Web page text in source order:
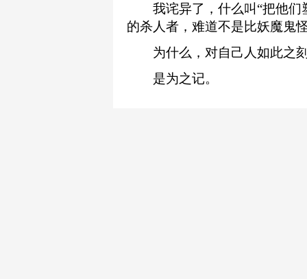
我诧异了，什么叫“把他们
的杀人者，难道不是比妖魔鬼
为什么，对自己人如此之刻
是为之记。